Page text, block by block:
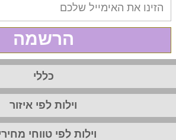
הרשמה
כללי
וילות לפי איזור
וילות לפי טווחי